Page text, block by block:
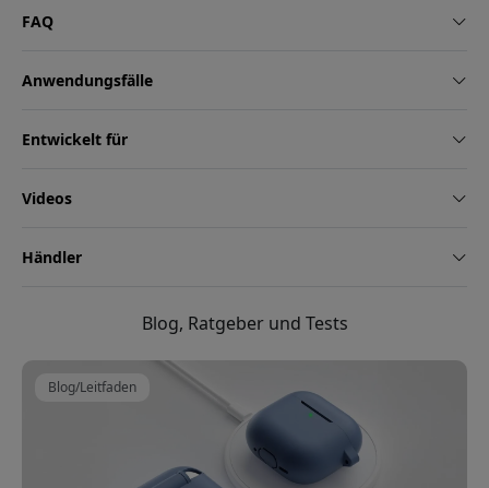
FAQ
Anwendungsfälle
Entwickelt für
Videos
Händler
Blog, Ratgeber und Tests
Blog/Leitfaden